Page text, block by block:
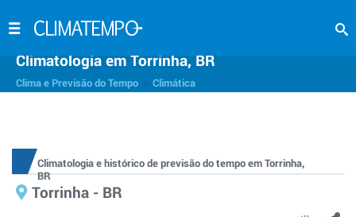
Climatologia em Torrinha, BR
Clima e Previsão do Tempo Climática
Climatologia e histórico de previsão do tempo em Torrinha,
BR
Torrinha - BR